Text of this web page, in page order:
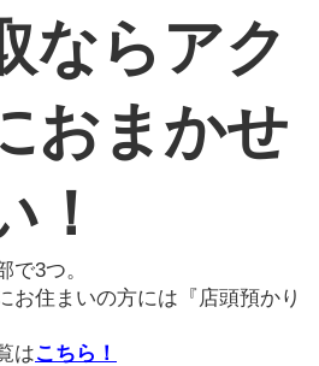
ならアク
おまかせ
！
で3つ。
お住まいの方には『店頭預かり
はこちら！